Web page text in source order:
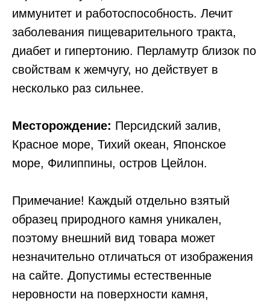
иммунитет и работоспособность. Лечит
заболевания пищеварительного тракта,
диабет и гипертонию. Перламутр близок по
свойствам к жемчугу, но действует в
несколько раз сильнее.
Месторождение: Персидский залив,
Красное море, Тихий океан, Японское
море, Филиппины, остров Цейлон.
Примечание! Каждый отдельно взятый
образец природного камня уникален,
поэтому внешний вид товара может
незначительно отличаться от изображения
на сайте. Допустимы естественные
неровности на поверхности камня,